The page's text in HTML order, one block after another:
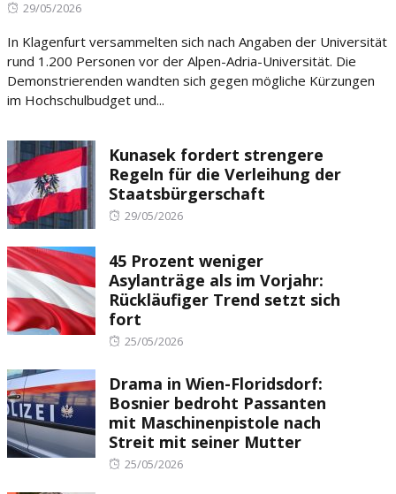
Posted
29/05/2026
In Klagenfurt versammelten sich nach Angaben der Universität
rund 1.200 Personen vor der Alpen-Adria-Universität. Die
Demonstrierenden wandten sich gegen mögliche Kürzungen
im Hochschulbudget und...
Kunasek fordert strengere
Regeln für die Verleihung der
Staatsbürgerschaft
Posted
29/05/2026
45 Prozent weniger
Asylanträge als im Vorjahr:
Rückläufiger Trend setzt sich
fort
Posted
25/05/2026
Drama in Wien-Floridsdorf:
Bosnier bedroht Passanten
mit Maschinenpistole nach
Streit mit seiner Mutter
Posted
25/05/2026